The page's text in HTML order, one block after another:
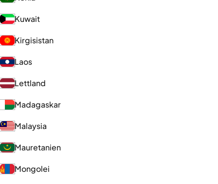
Kuwait
Kirgisistan
Laos
Lettland
Madagaskar
Malaysia
Mauretanien
Mongolei